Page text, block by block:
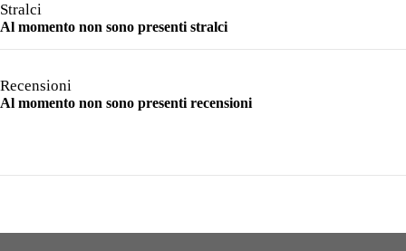
Stralci
Al momento non sono presenti stralci
Recensioni
Al momento non sono presenti recensioni